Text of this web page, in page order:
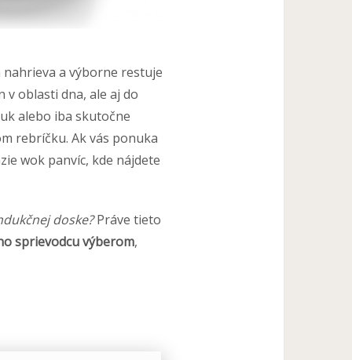
a výborne restuje
oblasti dna, ale aj do
alebo iba skutočne
rebríčku. Ak vás ponuka
wok panvíc, kde nájdete
doske?Práve tieto
sprievodcu výberom,